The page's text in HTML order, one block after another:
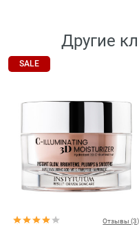
Другие
SALE
Отзывы (3)